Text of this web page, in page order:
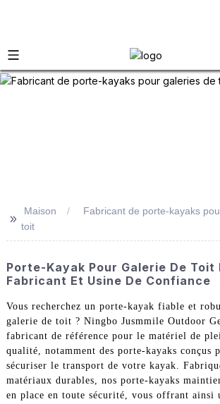
>> Maison
Fabricant de porte-kayaks
toit
Porte-Kayak Pour Galerie De Toit
Fabricant Et Usine De Confiance
Vous recherchez un porte-kayak fiable et
galerie de toit ? Ningbo Jusmmile Outdoor
fabricant de référence pour le matériel de
qualité, notamment des porte-kayaks conçus
sécuriser le transport de votre kayak.
matériaux durables, nos porte-kayaks
en place en toute sécurité, vous offrant ainsi